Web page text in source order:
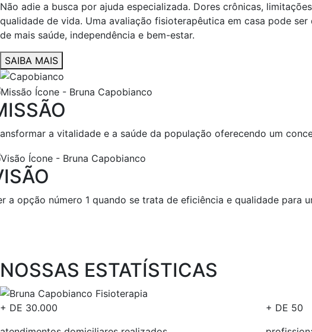
Não adie a busca por ajuda especializada. Dores crônicas,
qualidade de vida. Uma avaliação fisioterapêutica em casa pode
de mais saúde, independência e bem-estar.
SAIBA MAIS
a vitalidade e a saúde da população oferecendo um
a opção número 1 quando se trata de eficiência e qualidade para
NOSSAS ESTATÍSTICAS​
+ DE 30.000
+ DE 50